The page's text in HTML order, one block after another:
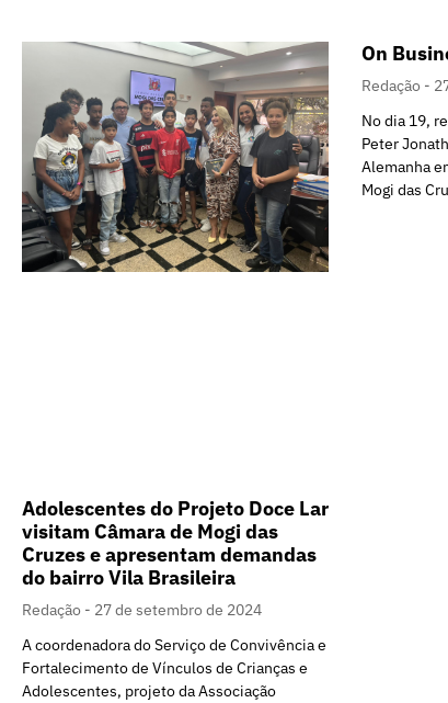
Adolescentes do Projeto Doce Lar
visitam Câmara de Mogi das
Cruzes e apresentam demandas
do bairro Vila Brasileira
Redação
27 de setembro de 2024
A coordenadora do Serviço de Convivência e
Fortalecimento de Vínculos de Crianças e
Adolescentes, projeto da Associação
On
Redação
No dia 19,
Peter
Alemanha
Mogi das